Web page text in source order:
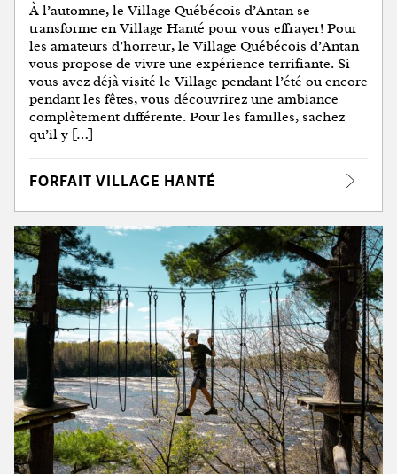
À l’automne, le Village Québécois d’Antan se
transforme en Village Hanté pour vous effrayer! Pour
les amateurs d’horreur, le Village Québécois d’Antan
vous propose de vivre une expérience terrifiante. Si
vous avez déjà visité le Village pendant l’été ou encore
pendant les fêtes, vous découvrirez une ambiance
complètement différente. Pour les familles, sachez
qu’il y […]
FORFAIT VILLAGE HANTÉ